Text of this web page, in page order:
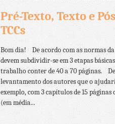
Pré-Texto, Texto e
TCCs
Bom dia! De acordo com as normas da
devem subdividir-se em 3 etapas
trabalho conter de 40 a 70 páginas.
levantamento dos autores que o
exemplo, com 3 capítulos de 15
(em média...